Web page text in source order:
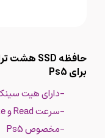
برای Ps5
-دارای هیت
-سرعت Read و Write بالا
-مخصوص Ps5